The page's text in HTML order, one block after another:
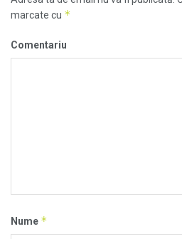
marcate cu *
Comentariu
Nume *